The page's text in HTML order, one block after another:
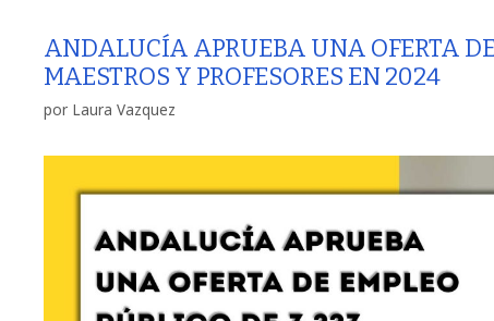
ANDALUCÍA APRUEBA UNA OFERTA
MAESTROS Y PROFESORES EN 2024
por Laura Vazquez